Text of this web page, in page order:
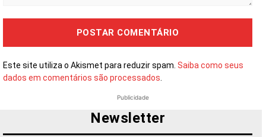
Este site utiliza o Akismet para reduzir spam. Saiba como seus
dados em comentários são processados.
Publicidade
Newsletter